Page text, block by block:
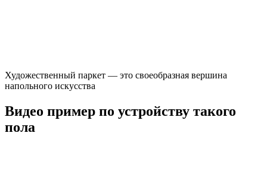
Художественный паркет — это своеобразная вершина
напольного искусства
Видео пример по устройству такого
пола